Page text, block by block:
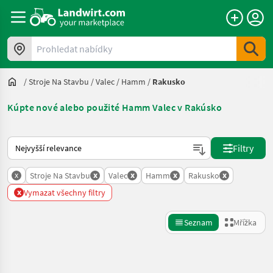
Prohledat nabídky
/Stroje Na Stavbu /Valec / Hamm / Rakusko
Kúpte nové alebo použité Hamm Valec v Rakúsko
Takto se řadí nabídky na Landwirt.com
Filtry
x Stroje Na Stavbu x Valec x Hamm x Rakusko x
x Vymazat všechny filtry
Seznam Mřížka